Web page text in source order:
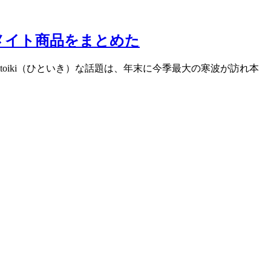
ト商品をまとめた
（ひといき）な話題は、年末に今季最大の寒波が訪れ本